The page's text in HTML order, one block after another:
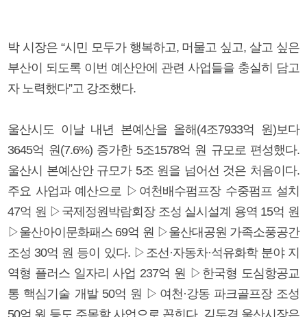
박 시장은 “시민 모두가 행복하고, 머물고 싶고, 살고 싶은
부산이 되도록 이번 예산안에 관련 사업들을 충실히 담고
자 노력했다”고 강조했다.
울산시도 이날 내년 본예산을 올해(4조7933억 원)보다
3645억 원(7.6%) 증가한 5조1578억 원 규모로 편성했다.
울산시 본예산안 규모가 5조 원을 넘어선 것은 처음이다.
주요 사업과 예산으로 ▷여천배수펌프장 수중펌프 설치
47억 원 ▷국제정원박람회장 조성 실시설계 용역 15억 원
▷울산아이문화패스 69억 원 ▷울산대공원 가족소풍공간
조성 30억 원 등이 있다. ▷조선·자동차·석유화학 분야 지
역형 플러스 일자리 사업 237억 원 ▷한국형 도심항공교
통 핵심기술 개발 50억 원 ▷여천·강동 파크골프장 조성
50억 원 등도 주목할 사업으로 꼽힌다. 김두겸 울산시장은